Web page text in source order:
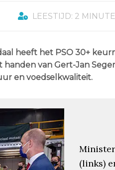
LEESTIJD: 2
heeft het PSO 30+
van Gert-Jan
en voedselkwaliteit.
(links)